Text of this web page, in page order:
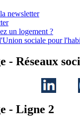
newsletter
un logement ?
sociale pour
- Réseaux
- Ligne 2